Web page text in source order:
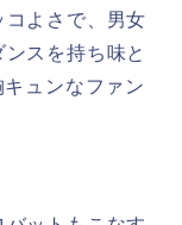
よさで、男女
スを持ち味と
ュンなファン